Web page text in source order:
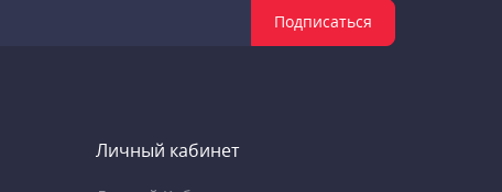
Подписаться
Личный кабинет